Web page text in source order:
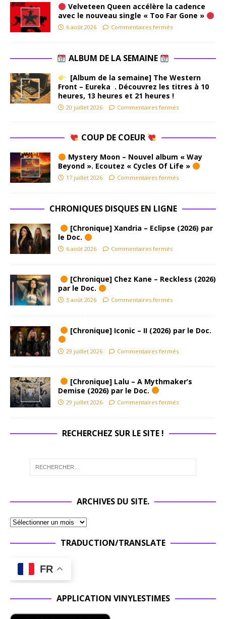
Velveteen Queen accélère la cadence
avec le nouveau single « Too Far Gone »
6 août 2026 Commentaires fermés
ALBUM DE LA SEMAINE
[Album de la semaine] The Western
Front – Eureka . Découvrez les titres à 10
heures, 13 heures et 21 heures !
20 juillet 2026 Commentaires fermés
COUP DE COEUR
Mystery Moon – Nouvel album « Way
Beyond ». Ecoutez « Cycles Of Life »
17 juillet 2026 Commentaires fermés
CHRONIQUES DISQUES EN LIGNE
[Chronique] Xandria – Eclipse (2026) par
le Doc.
6 août 2026 Commentaires fermés
[Chronique] Chez Kane – Reckless (2026)
par le Doc.
3 août 2026 Commentaires fermés
[Chronique] Iconic – II (2026) par le Doc.
29 juillet 2026 Commentaires fermés
[Chronique] Lalu – A Mythmaker’s
Demise (2026) par le Doc.
29 juillet 2026 Commentaires fermés
RECHERCHEZ SUR LE SITE !
ARCHIVES DU SITE.
TRADUCTION/TRANSLATE
FR
APPLICATION VINYLESTIMES